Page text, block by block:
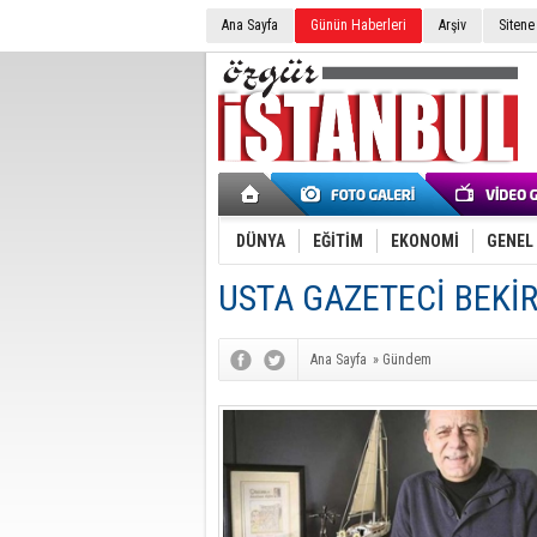
Ana Sayfa Günün Haberleri Arşiv
DÜNYA EĞİTİM EKONOMİ GENEL
USTA GAZETECİ
Ana Sayfa » Gündem